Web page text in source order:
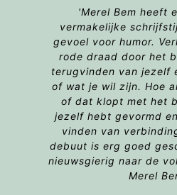
'Merel Bem heeft
vermakelijke
gevoel voor humor.
rode draad door het
terugvinden van jezelf
of wat je wil zijn. Hoe
of dat klopt met het
jezelf hebt gevormd
vinden van
debuut is erg goed
nieuwsgierig naar de
Merel